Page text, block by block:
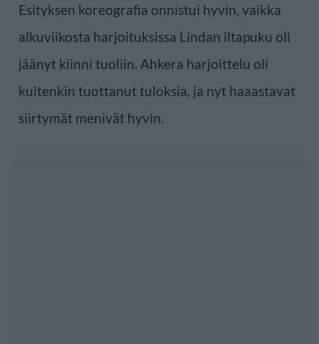
Esityksen koreografia onnistui hyvin, vaikka
alkuviikosta harjoituksissa Lindan iltapuku oli
jäänyt kiinni tuoliin. Ahkera harjoittelu oli
kuitenkin tuottanut tuloksia, ja nyt haaastavat
siirtymät menivät hyvin.